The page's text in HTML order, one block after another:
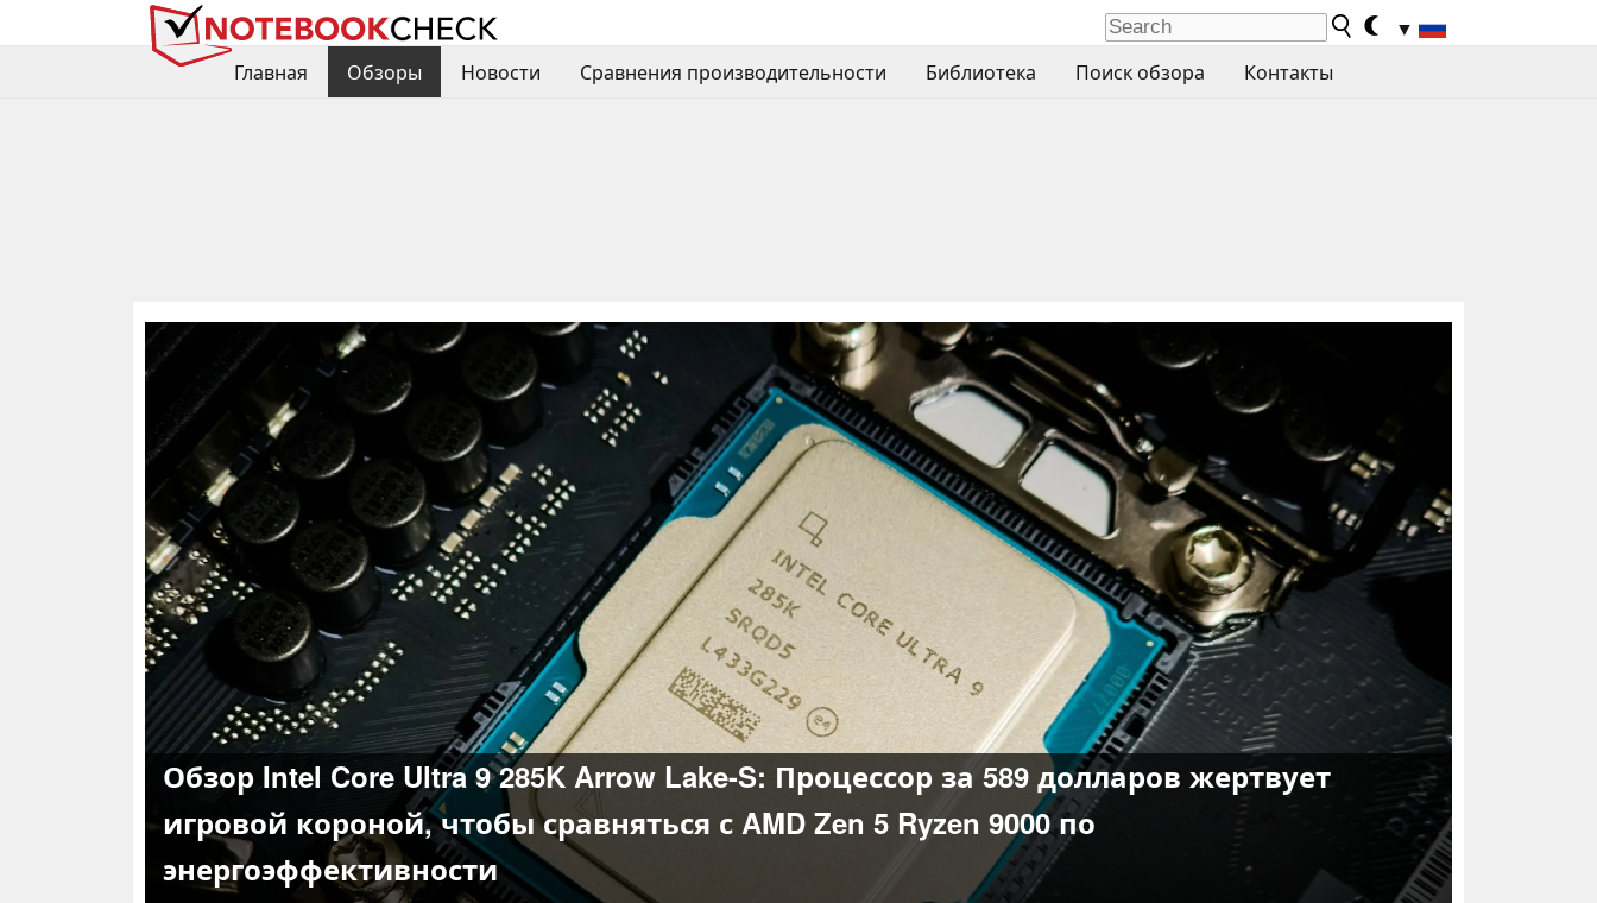
▼
Главная
Обзоры Новости Сравнения производительности Библиотека Поиск обзора Контакты
Обзор Intel Core Ultra 9 285K Arrow Lake-S: Процессор за 589 долларов жертвует
игровой короной, чтобы сравняться с AMD Zen 5 Ryzen 9000 по
энергоэффективности